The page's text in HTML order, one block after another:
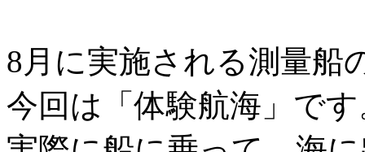
8月に実施される測量船
今回は「体験航海」で